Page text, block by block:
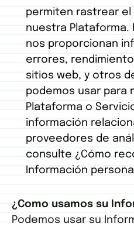
permiten rastrear el
nuestra Plataforma.
nos proporcionan
errores,
sitios web, y otros
podemos usar para
Plataforma o
información
proveedores de
consulte ¿Cómo
Información
¿Como usamos su
Podemos usar su